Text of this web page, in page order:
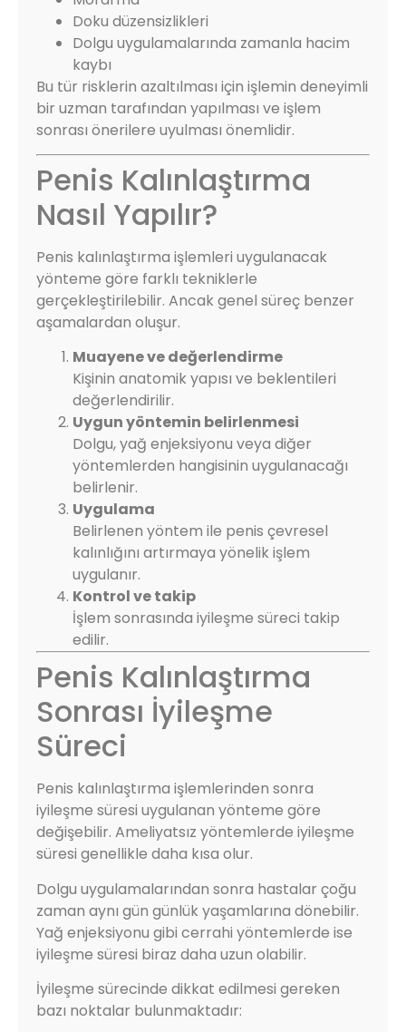
Doku düzensizlikleri
Dolgu uygulamalarında zamanla hacim
kaybı
Bu tür risklerin azaltılması için işlemin deneyimli
bir uzman tarafından yapılması ve işlem
sonrası önerilere uyulması önemlidir.
Penis Kalınlaştırma
Nasıl Yapılır?
Penis kalınlaştırma işlemleri uygulanacak
yönteme göre farklı tekniklerle
gerçekleştirilebilir. Ancak genel süreç benzer
aşamalardan oluşur.
Muayene ve değerlendirme
Kişinin anatomik yapısı ve beklentileri
değerlendirilir.
Uygun yöntemin belirlenmesi
Dolgu, yağ enjeksiyonu veya diğer
yöntemlerden hangisinin uygulanacağı
belirlenir.
Uygulama
Belirlenen yöntem ile penis çevresel
kalınlığını artırmaya yönelik işlem
uygulanır.
Kontrol ve takip
İşlem sonrasında iyileşme süreci takip
edilir.
Penis Kalınlaştırma
Sonrası İyileşme
Süreci
Penis kalınlaştırma işlemlerinden sonra
iyileşme süresi uygulanan yönteme göre
değişebilir. Ameliyatsız yöntemlerde iyileşme
süresi genellikle daha kısa olur.
Dolgu uygulamalarından sonra hastalar çoğu
zaman aynı gün günlük yaşamlarına dönebilir.
Yağ enjeksiyonu gibi cerrahi yöntemlerde ise
iyileşme süresi biraz daha uzun olabilir.
İyileşme sürecinde dikkat edilmesi gereken
bazı noktalar bulunmaktadır: